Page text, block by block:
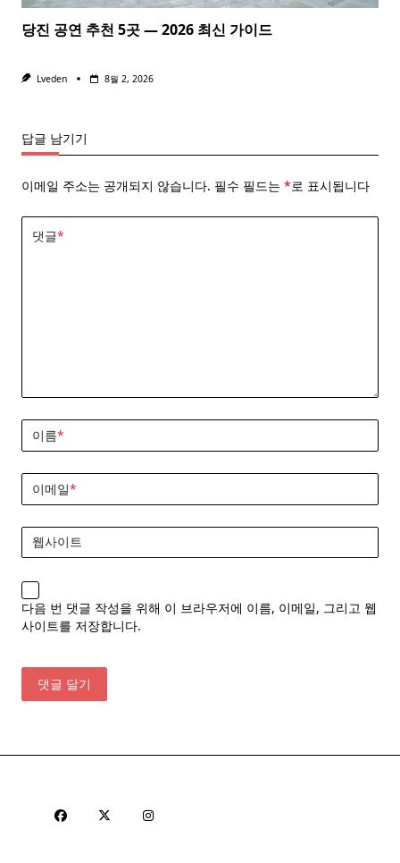
당진 공연 추천 5곳 — 2026 최신 가이드
Lveden 8월 2, 2026
답글 남기기
이메일 주소는 공개되지 않습니다. 필수 필드는 *로 표시됩니다
댓글*
이름*
이메일*
웹사이트
다음 번 댓글 작성을 위해 이 브라우저에 이름, 이메일, 그리고 웹
사이트를 저장합니다.